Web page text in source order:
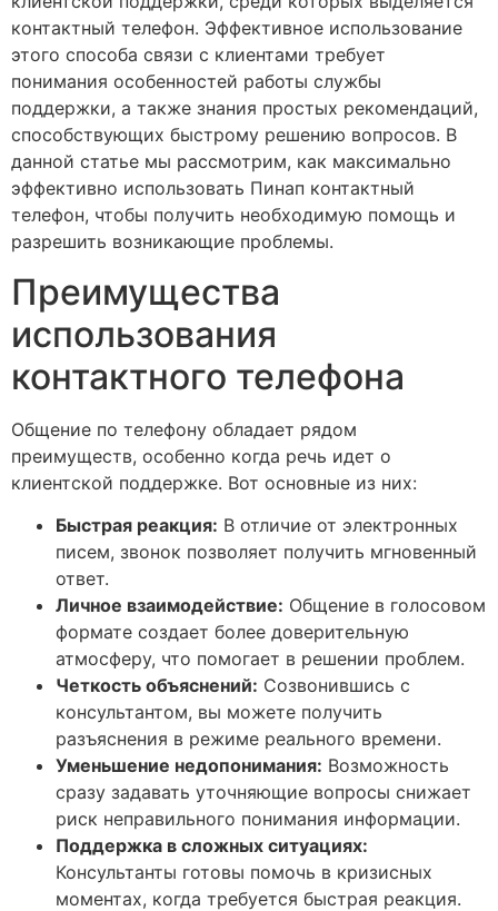
контактный телефон. Эффективное использование
этого способа связи с клиентами требует
понимания особенностей работы службы
поддержки, а также знания простых рекомендаций,
способствующих быстрому решению вопросов. В
данной статье мы рассмотрим, как максимально
эффективно использовать Пинап контактный
телефон, чтобы получить необходимую помощь и
разрешить возникающие проблемы.
Преимущества
использования
контактного телефона
Общение по телефону обладает рядом
преимуществ, особенно когда речь идет о
клиентской поддержке. Вот основные из них:
Быстрая реакция: В отличие от электронных
писем, звонок позволяет получить мгновенный
ответ.
Личное взаимодействие: Общение в голосовом
формате создает более доверительную
атмосферу, что помогает в решении проблем.
Четкость объяснений: Созвонившись с
консультантом, вы можете получить
разъяснения в режиме реального времени.
Уменьшение недопонимания: Возможность
сразу задавать уточняющие вопросы снижает
риск неправильного понимания информации.
Поддержка в сложных ситуациях:
Консультанты готовы помочь в кризисных
моментах, когда требуется быстрая реакция.